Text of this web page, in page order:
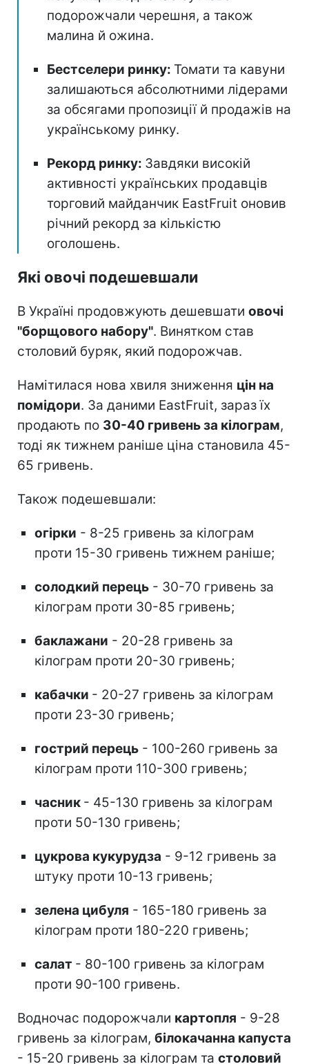
подорожчали черешня, а також
малина й ожина.
Бестселери ринку: Томати та кавуни
залишаються абсолютними лідерами
за обсягами пропозиції й продажів на
українському ринку.
Рекорд ринку: Завдяки високій
активності українських продавців
торговий майданчик EastFruit оновив
річний рекорд за кількістю
оголошень.
Які овочі подешевшали
В Україні продовжують дешевшати овочі
"борщового набору". Винятком став
столовий буряк, який подорожчав.
Намітилася нова хвиля зниження цін на
помідори. За даними EastFruit, зараз їх
продають по 30-40 гривень за кілограм,
тоді як тижнем раніше ціна становила 45-
65 гривень.
Також подешевшали:
огірки - 8-25 гривень за кілограм
проти 15-30 гривень тижнем раніше;
солодкий перець - 30-70 гривень за
кілограм проти 30-85 гривень;
баклажани - 20-28 гривень за
кілограм проти 20-30 гривень;
кабачки - 20-27 гривень за кілограм
проти 23-30 гривень;
гострий перець - 100-260 гривень за
кілограм проти 110-300 гривень;
часник - 45-130 гривень за кілограм
проти 50-130 гривень;
цукрова кукурудза - 9-12 гривень за
штуку проти 10-13 гривень;
зелена цибуля - 165-180 гривень за
кілограм проти 180-220 гривень;
салат - 80-100 гривень за кілограм
проти 90-100 гривень.
Водночас подорожчали картопля - 9-28
гривень за кілограм, білокачанна капуста
- 15-20 гривень за кілограм та столовий